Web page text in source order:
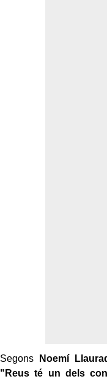
Segons Noemí
"Reus té un dels